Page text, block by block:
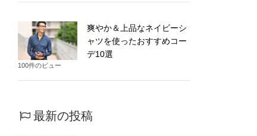
爽やか＆上品なネイビーシ
ャツを使ったおすすめコー
デ10選
100件のビュー
最新の投稿